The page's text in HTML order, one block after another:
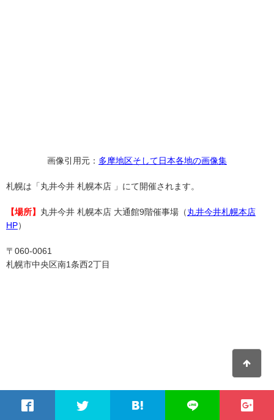
画像引用元： 多摩地区そして日本各地の画像集
札幌は「丸井今井 札幌本店 」にて開催されます。
【場所】 丸井今井 札幌本店 大通館9階催事場（丸井今井札幌本店
HP）
〒060-0061
札幌市中央区南1条西2丁目